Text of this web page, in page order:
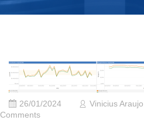
26/01/2024 Vinicius
Comments